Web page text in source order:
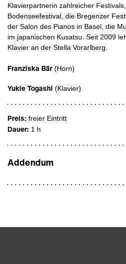
Klavierpartnerin zahlreicher
Bodenseefestival, die Bregenzer
der Salon des Pianos in Basel, die
im japanischen Kusatsu. Seit 2009
Klavier an der Stella Vorarlberg.
Franziska Bär (Horn)
Yukie Togashi (Klavier)
Preis: freier Eintritt
Dauer: 1 h
Addendum